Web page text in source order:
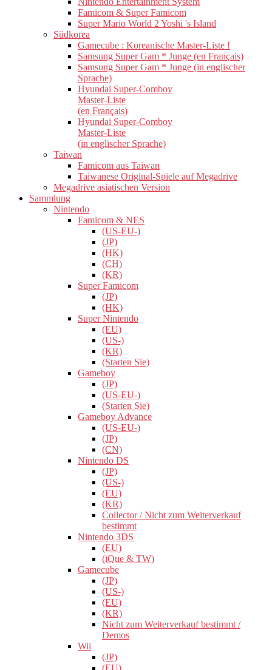
Famicom & Super Famicom
Super Mario World 2 Yoshi 's Island
Südkorea
Gamecube : Koreanische Master-Liste !
Samsung Super Gam * Junge (en Français)
Samsung Super Gam * Junge (in englischer
Sprache)
Hyundai Super-Comboy
Master-Liste
(en Français)
Hyundai Super-Comboy
Master-Liste
(in englischer Sprache)
Taiwan
Famicom aus Taiwan
Taiwanese Original-Spiele auf Megadrive
Megadrive asiatischen Version
Sammlung
Nintendo
Famicom & NES
(US-EU-)
(JP)
(HK)
(CH)
(KR)
Super Famicom
(JP)
(HK)
Super Nintendo
(EU)
(US-)
(KR)
(Starten Sie)
Gameboy
(JP)
(US-EU-)
(Starten Sie)
Gameboy Advance
(US-EU-)
(JP)
(CN)
Nintendo DS
(JP)
(US-)
(EU)
(KR)
Collector / Nicht zum Weiterverkauf
bestimmt
Nintendo 3DS
(EU)
(iQue & TW)
Gamecube
(JP)
(US-)
(EU)
(KR)
Nicht zum Weiterverkauf bestimmt /
Demos
Wii
(JP)